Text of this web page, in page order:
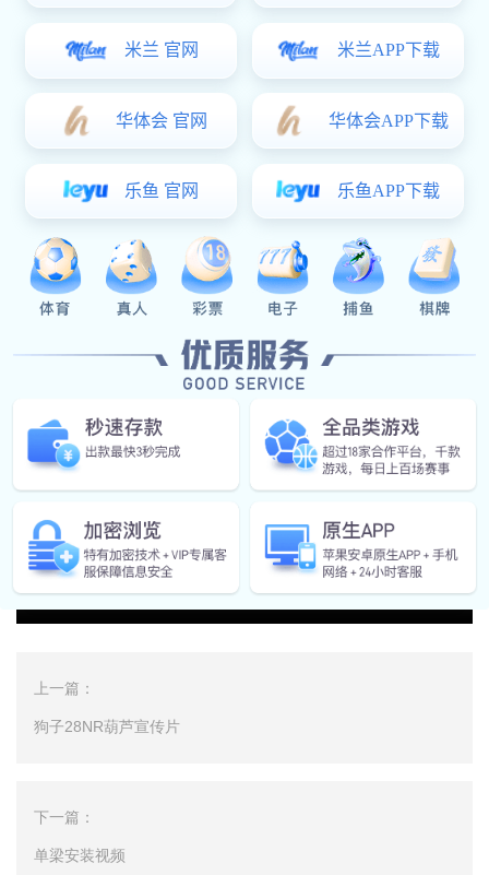
发布者：狗子28
上一篇：
狗子28NR葫芦宣传片
下一篇：
单梁安装视频